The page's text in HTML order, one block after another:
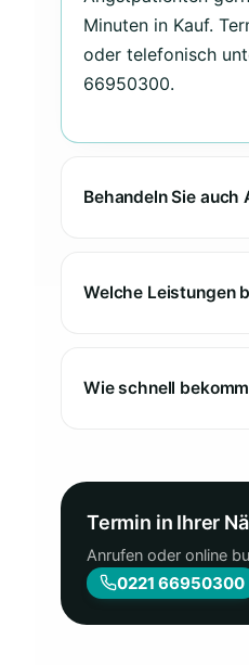
Minuten in Kauf.
oder telefonisch
66950300.
Behandeln Sie
Welche Leistungen
Wie schnell
Termin in Ihrer
Anrufen oder online
0221 66950300